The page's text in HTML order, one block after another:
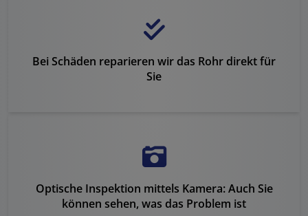
Bei Schäden reparieren wir das Rohr direkt für
Sie
Optische Inspektion mittels Kamera: Auch Sie
können sehen, was das Problem ist